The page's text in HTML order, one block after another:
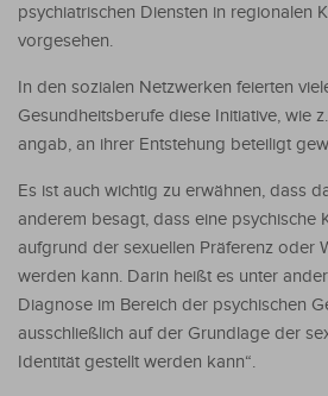
psychiatrischen Diensten in regionalen
vorgesehen.
In den sozialen Netzwerken feierten
Gesundheitsberufe diese Initiative, wie
angab, an ihrer Entstehung beteiligt
Es ist auch wichtig zu erwähnen, dass
anderem besagt, dass eine psychische
aufgrund der sexuellen Präferenz oder
werden kann. Darin heißt es unter
Diagnose im Bereich der psychischen
ausschließlich auf der Grundlage der
Identität gestellt werden kann“.